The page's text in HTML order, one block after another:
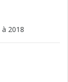
2018